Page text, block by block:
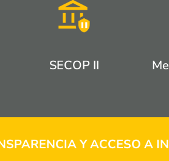
SECOP II
Y ACCESO A